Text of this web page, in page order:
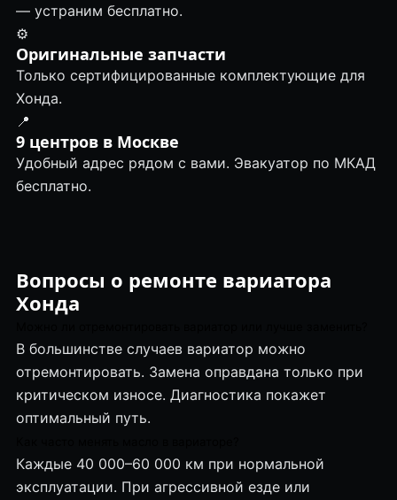
— устраним бесплатно.
⚙️
Оригинальные запчасти
Только сертифицированные комплектующие для
Хонда.
📍
9 центров в Москве
Удобный адрес рядом с вами. Эвакуатор по МКАД
бесплатно.
Вопросы о ремонте вариатора
Хонда
В большинстве случаев вариатор можно
отремонтировать. Замена оправдана только при
критическом износе. Диагностика покажет
оптимальный путь.
Каждые 40 000–60 000 км при нормальной
эксплуатации. При агрессивной езде или